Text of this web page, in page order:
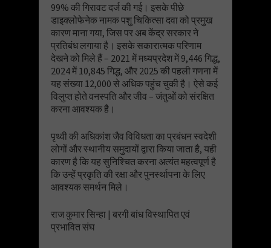
99% की गिरावट दर्ज की गई। इसके पीछे
डाइक्लोफेनेक नामक पशु चिकित्सा दवा को प्रमुख
कारण माना गया, जिस पर अब केंद्र सरकार ने
प्रतिबंध लगाया है। इसके सकारात्मक परिणाम
देखने को मिले हैं – 2021 में मध्यप्रदेश में 9,446 गिद्ध,
2024 में 10,845 गिद्ध, और 2025 की पहली गणना में
यह संख्या 12,000 से अधिक पहुंच चुकी है। ऐसे कई
विलुप्त होते वनस्पति और जीव – जंतुओं को संरक्षित
करना आवश्यक है।
पृथ्वी की अधिकांश जैव विविधता का प्रबंधन स्वदेशी
लोगों और स्थानीय समुदायों द्वारा किया जाता है, यही
कारण है कि यह सुनिश्चित करना अत्यंत महत्वपूर्ण है
कि उन्हें प्रकृति की रक्षा और पुनर्स्थापना के लिए
आवश्यक समर्थन मिले।
राज कुमार सिन्हा | बरगी बांध विस्थापित एवं
प्रभावित संघ